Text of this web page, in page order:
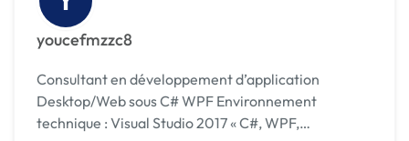
youcefmzzc8
Consultant en développement d’application
Desktop/Web sous C# WPF Environnement
technique : Visual Studio 2017 « C#, WPF,